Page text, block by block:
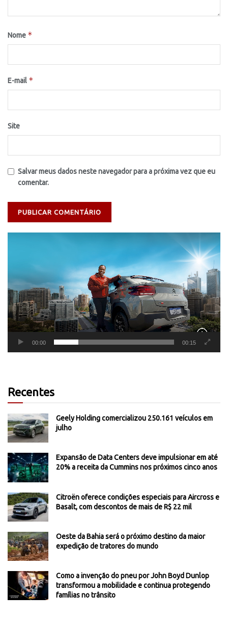
Nome *
E-mail *
Site
Salvar meus dados neste navegador para a próxima vez que eu
comentar.
00:00 00:15
Recentes
Geely Holding comercializou 250.161 veículos em
julho
Expansão de Data Centers deve impulsionar em até
20% a receita da Cummins nos próximos cinco anos
Citroën oferece condições especiais para Aircross e
Basalt, com descontos de mais de R$ 22 mil
Oeste da Bahia será o próximo destino da maior
expedição de tratores do mundo
Como a invenção do pneu por John Boyd Dunlop
transformou a mobilidade e continua protegendo
famílias no trânsito